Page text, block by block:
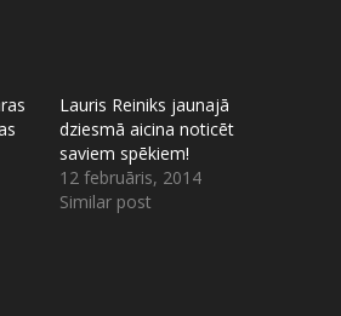
Lauris Reiniks jaunajā
dziesmā aicina noticēt
saviem spēkiem!
12 februāris, 2014
Similar post